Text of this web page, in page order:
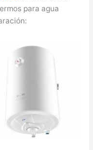
para agua